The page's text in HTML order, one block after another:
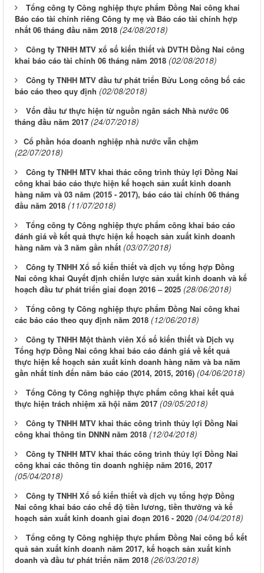
Tổng công ty Công nghiệp thực phẩm Đồng Nai công khai
Báo cáo tài chính riêng Công ty mẹ và Báo cáo tài chính hợp
nhất 06 tháng đầu năm 2018 (24/08/2018)
Công ty TNHH MTV xổ số kiến thiết và DVTH Đồng Nai công
khai báo cáo tài chính 06 tháng năm 2018 (02/08/2018)
Công ty TNHH MTV đầu tư phát triển Bửu Long công bố các
báo cáo theo quy định (02/08/2018)
Vốn đầu tư thực hiện từ nguồn ngân sách Nhà nước 06
tháng đầu năm 2017 (24/07/2018)
​Cổ phần hóa doanh nghiệp nhà nước vẫn chậm
(22/07/2018)
Công ty TNHH MTV khai thác công trình thủy lợi Đồng Nai
công khai báo cáo thực hiện kế hoạch sản xuất kinh doanh
hàng năm và 03 năm (2015 - 2017), báo cáo tài chính 06 tháng
đầu năm 2018 (11/07/2018)
Tổng công ty Công nghiệp thực phẩm công khai báo cáo
đánh giá về kết quả thực hiện kế hoạch sản xuất kinh doanh
hàng năm và 3 năm gần nhất (03/07/2018)
Công ty TNHH Xổ số kiến thiết và dịch vụ tổng hợp Đồng
Nai công khai Quyết định chiến lược sản xuất kinh doanh và kế
hoạch đầu tư phát triển giai đoạn 2016 – 2025 (28/06/2018)
Tổng công ty Công nghiệp thực phẩm Đồng Nai công khai
các báo cáo theo quy định năm 2018 (12/06/2018)
Công ty TNHH Một thành viên Xổ số kiến thiết và Dịch vụ
Tổng hợp Đồng Nai công khai báo cáo đánh giá về kết quả
thực hiện kế hoạch sản xuất kinh doanh hàng năm và ba năm
gần nhất tính đến năm báo cáo (2014, 2015, 2016) (04/06/2018)
Tổng Công ty Công nghiệp thực phẩm công khai kết quả
thực hiện trách nhiệm xã hội năm 2017 (09/05/2018)
Công ty TNHH MTV khai thác công trình thủy lợi Đồng Nai
công khai thông tin DNNN năm 2018 (12/04/2018)
Công ty TNHH MTV khai thác công trình thủy lợi Đồng Nai
công khai các thông tin doanh nghiệp năm 2016, 2017
(05/04/2018)
Công ty TNHH Xổ số kiến thiết và dịch vụ tổng hợp Đồng
Nai công khai báo cáo chế độ tiền lương, tiền thưởng và kế
hoạch sản xuất kinh doanh giai đoạn 2016 - 2020 (04/04/2018)
Tổng công ty Công nghiệp thực phẩm Đồng Nai công bố kết
quả sản xuất kinh doanh năm 2017, kế hoạch sản xuất kinh
doanh và đầu tư phát triển năm 2018 (26/03/2018)